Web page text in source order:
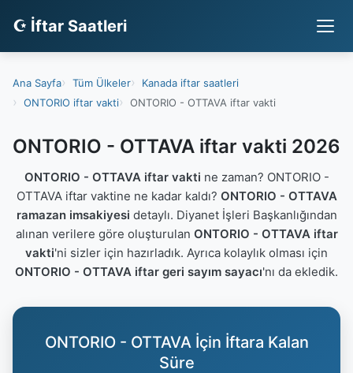
☪ İftar Saatleri
Ana Sayfa Tüm Ülkeler
Kanada iftar saatleri
ONTORIO iftar vakti
ONTORIO - OTTAVA iftar vakti
ONTORIO - OTTAVA iftar vakti 2026
ONTORIO - OTTAVA iftar vakti ne zaman? ONTORIO -
OTTAVA iftar vaktine ne kadar kaldı? ONTORIO - OTTAVA
ramazan imsakiyesi detaylı. Diyanet İşleri Başkanlığından
alınan verilere göre oluşturulan ONTORIO - OTTAVA iftar
vakti'ni sizler için hazırladık. Ayrıca kolaylık olması için
ONTORIO - OTTAVA iftar geri sayım sayacı'nı da ekledik.
ONTORIO - OTTAVA İçin İftara Kalan
Süre